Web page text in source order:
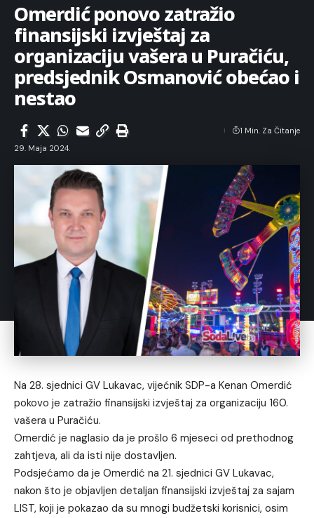
Omerdić ponovo zatražio
finansijski izvještaj za
organizaciju vašera u Puračiću,
predsjednik Osmanović obećao i
nestao
29. Maja 2024.
1 Min. Za Čitanje
Na 28. sjednici GV Lukavac, vijećnik SDP-a Kenan Omerdić
pokovo je zatražio finansijski izvještaj za organizaciju 160.
vašera u Puračiću.
Omerdić je naglasio da je prošlo 6 mjeseci od prethodnog
zahtjeva, ali da isti nije dostavljen.
Podsjećamo da je Omerdić na 21. sjednici GV Lukavac,
nakon što je objavljen detaljan finansijski izvještaj za sajam
LIST, koji je pokazao da su mnogi budžetski korisnici, osim